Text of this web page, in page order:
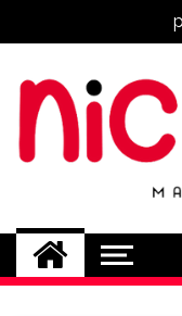
magazyn